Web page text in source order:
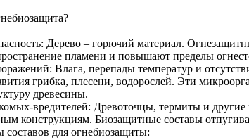
Дерево – горючий материал.
пламени и повышают пределы
Влага, перепады температур и
грибка, плесени, водорослей. Эти
древесины.
вредителей: Древоточцы, термиты и
конструкциям. Биозащитные составы
для огнебиозащиты: